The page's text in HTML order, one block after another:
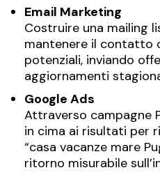
Email Marketing
Costruire una mailing
mantenere il contatto
potenziali, inviando
aggiornamenti
Google Ads
Attraverso campagne
in cima ai risultati per
“casa vacanze mare
ritorno misurabile